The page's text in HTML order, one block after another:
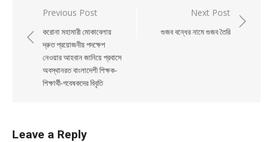
Post navigation
Previous Post
করোনা মহামারী মোকাবেলায়
দ্রুত প্রয়োজনীয় পদক্ষেপ
নেওয়ার আহবান জানিয়ে প্রবাসে
অবস্থানরত বাংলাদেশী শিক্ষক-
শিক্ষার্থী-গবেষকদের বিবৃতি
Next Post
গুজব বন্ধের নামে গুজব তৈরি
Leave a Reply